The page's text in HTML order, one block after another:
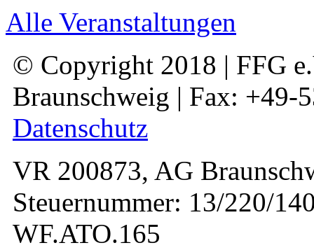
Alle Veranstaltungen
© Copyright 2018 | FFG
Braunschweig | Fax: +49-
Datenschutz
VR 200873, AG
Steuernummer: 13/220/
WF.ATO.165